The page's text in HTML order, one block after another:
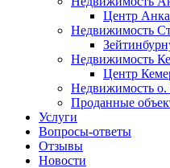
Центр
Недвижимость
Недвижимость
Центр
Недвижимость
Проданные
Услуги
Вопросы-ответы
Отзывы
Новости